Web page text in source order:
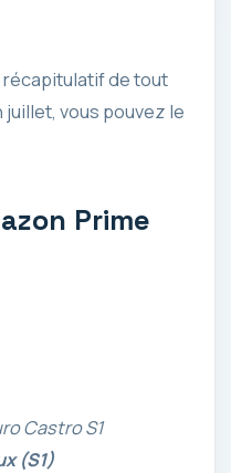
récapitulatif de tout
juillet, vous pouvez le
Prime
Castro S1
(S1)